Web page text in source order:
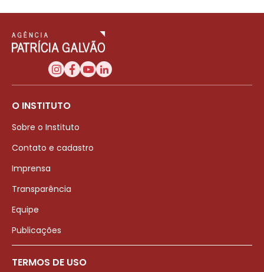
O INSTITUTO
Sobre o Instituto
Contato e cadastro
Imprensa
Transparência
Equipe
Publicações
TERMOS DE USO